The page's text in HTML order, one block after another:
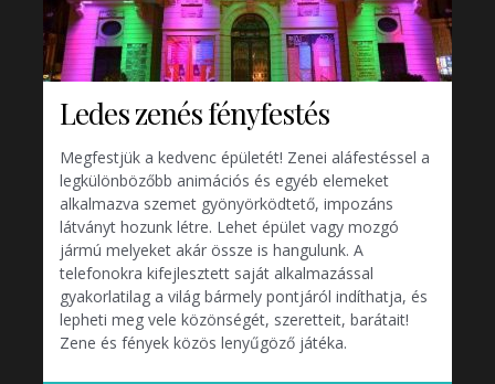
Ledes zenés fényfestés
Megfestjük a kedvenc épületét! Zenei aláfestéssel a
legkülönbözőbb animációs és egyéb elemeket
alkalmazva szemet gyönyörködtető, impozáns
látványt hozunk létre. Lehet épület vagy mozgó
jármú melyeket akár össze is hangulunk. A
telefonokra kifejlesztett saját alkalmazással
gyakorlatilag a világ bármely pontjáról indíthatja, és
lepheti meg vele közönségét, szeretteit, barátait!
Zene és fények közös lenyűgöző játéka.